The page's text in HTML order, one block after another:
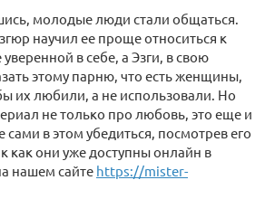
молодые люди стали общаться.
научил ее проще относиться к
в себе, а Эзги, в свою
этому парню, что есть женщины,
их любили, а не использовали. Но
не только про любовь, это еще и
в этом убедиться, посмотрев его
как они уже доступны онлайн в
нашем сайте https://mister-